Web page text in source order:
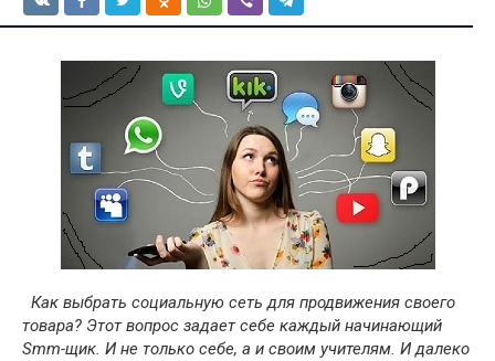
Как выбрать социальную сеть для продвижения своего
товара? Этот вопрос задает себе каждый начинающий
Smm-щик. И не только себе, а и своим учителям. И далеко